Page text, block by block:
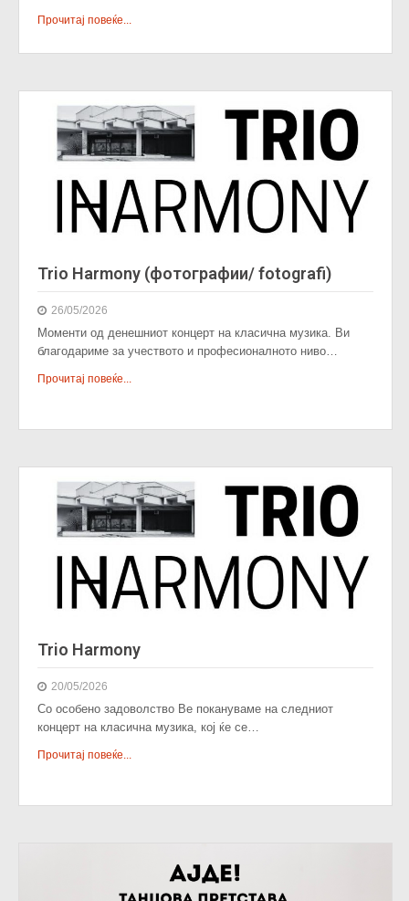
Прочитај повеќе...
Trio Harmony (фотографии/ fotografi)
26/05/2026
Моменти од денешниот концерт на класична музика. Ви
благодариме за учеството и професионалното ниво…
Прочитај повеќе...
Trio Harmony
20/05/2026
Со особено задоволство Ве покануваме на следниот
концерт на класична музика, кој ќе се…
Прочитај повеќе...